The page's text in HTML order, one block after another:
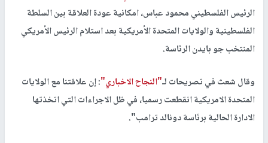
الرئيس الفلسطيني محمود عباس، امكانية عودة العلاقة بين السلطة
الفلسطينية والولايات المتحدة الأمريكية بعد استلام الرئيس الأمريكي
المنتخب جو بايدن الرئاسة.
وقال شعث في تصريحات لـ"النجاح الاخباري": إن علاقتنا مع الولايات
المتحدة الامريكية انقطعت رسميا، في ظل الاجراءات التي اتخذتها
الادارة الحالية برئاسة دونالد ترامب".